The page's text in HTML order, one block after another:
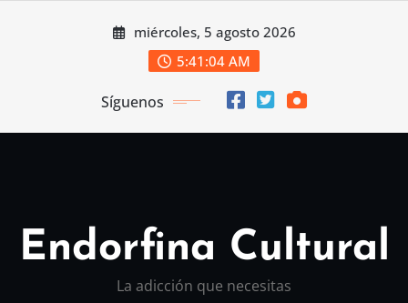
miércoles, 5 agosto 2026
5:41:05 AM
Síguenos
Endorfina Cultural
La adicción que necesitas